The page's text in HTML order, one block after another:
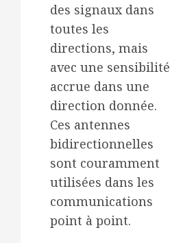
des signaux dans
toutes les
directions, mais
avec une sensibilité
accrue dans une
direction donnée.
Ces antennes
bidirectionnelles
sont couramment
utilisées dans les
communications
point à point.